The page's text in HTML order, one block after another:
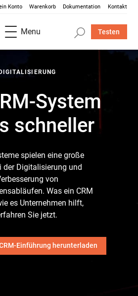
Konto Warenkorb Dokumentation Kontakt
Menu Testen
DIGITALISIERUNG
System
schneller
spielen eine große
der Digitalisierung und
von
Was ein CRM
es Unternehmen hilft,
Sie jetzt.
Einführung herunterladen